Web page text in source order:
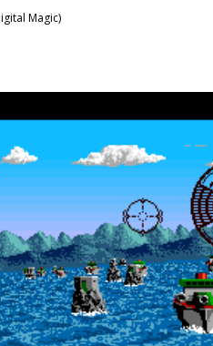
Magic)